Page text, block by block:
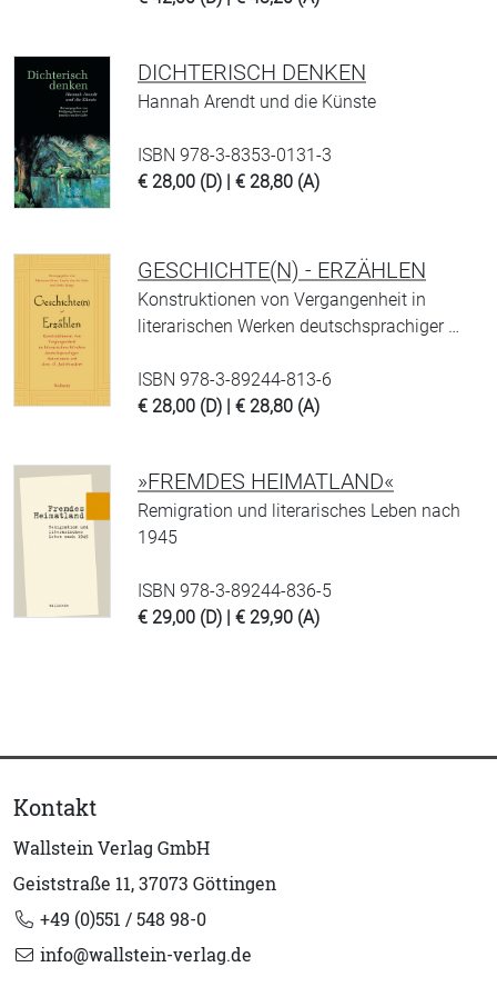
DICHTERISCH DENKEN
Hannah Arendt und die Künste
ISBN 978-3-8353-0131-3
€ 28,00 (D) | € 28,80 (A)
GESCHICHTE(N) - ERZÄHLEN
Konstruktionen von Vergangenheit in
literarischen Werken deutschsprachiger …
ISBN 978-3-89244-813-6
€ 28,00 (D) | € 28,80 (A)
»FREMDES HEIMATLAND«
Remigration und literarisches Leben nach
1945
ISBN 978-3-89244-836-5
€ 29,00 (D) | € 29,90 (A)
Kontakt
Wallstein Verlag GmbH
Geiststraße 11, 37073 Göttingen
+49 (0)551 / 548 98-0
info@wallstein-verlag.de